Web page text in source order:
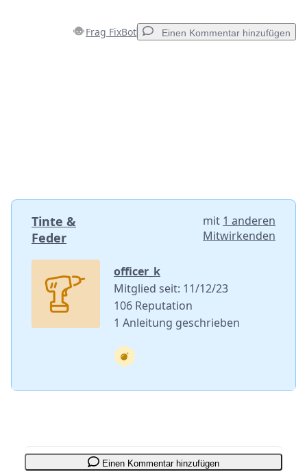
Frag FixBot Einen Kommentar hinzufügen
Tinte &
Feder
mit 1 anderen
Mitwirkenden
officer_k
Mitglied seit: 11/12/23
106 Reputation
1 Anleitung geschrieben
Einen Kommentar hinzufügen